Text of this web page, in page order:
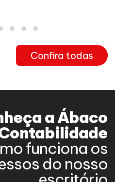
Confira todas
a Ábaco
funciona os
do nosso